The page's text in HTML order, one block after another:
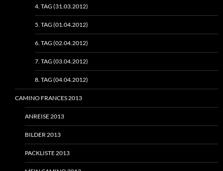
4. TAG (31.03.2012)
5. TAG (01.04.2012)
6. TAG (02.04.2012)
7. TAG (03.04.2012)
8. TAG (04.04.2012)
CAMINO FRANCES 2013
ANREISE 2013
BILDER 2013
PACKLISTE 2013